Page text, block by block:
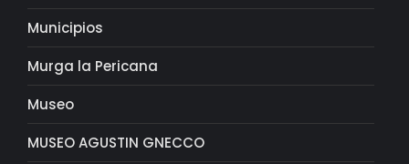
Municipios
Murga la Pericana
Museo
MUSEO AGUSTIN GNECCO